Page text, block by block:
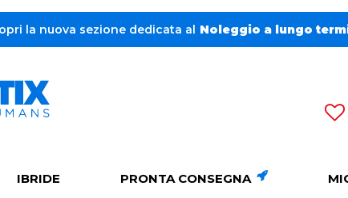
sezione dedicata al Noleggio a lungo termine. ➔
IBRIDE PRONTA CONSEGNA